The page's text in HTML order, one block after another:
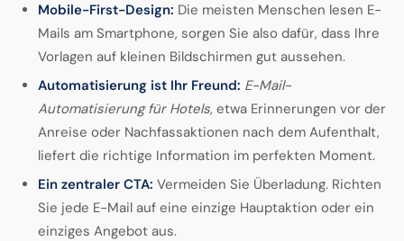
Mobile-First-Design: Die meisten Menschen lesen E-
Mails am Smartphone, sorgen Sie also dafür, dass Ihre
Vorlagen auf kleinen Bildschirmen gut aussehen.
Automatisierung ist Ihr Freund: E-Mail-
Automatisierung für Hotels, etwa Erinnerungen vor der
Anreise oder Nachfassaktionen nach dem Aufenthalt,
liefert die richtige Information im perfekten Moment.
Ein zentraler CTA: Vermeiden Sie Überladung. Richten
Sie jede E-Mail auf eine einzige Hauptaktion oder ein
einziges Angebot aus.